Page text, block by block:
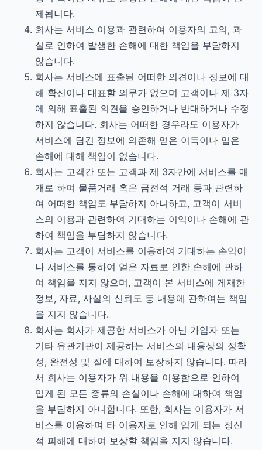
제됩니다.
회사는 서비스 이용과 관련하여 이용자의 고의, 과
실로 인하여 발생한 손해에 대한 책임을 부담하지
않습니다.
회사는 서비스에 표출된 어떠한 의견이나 정보에 대
해 확신이나 대표할 의무가 없으며 고객이나 제 3자
에 의해 표출된 의견을 승인하거나 반대하거나 수정
하지 않습니다. 회사는 어떠한 경우라도 이용자가
서비스에 담긴 정보에 의존해 얻은 이득이나 입은
손해에 대해 책임이 없습니다.
회사는 고객간 또는 고객과 제 3자간에 서비스를 매
개로 하여 물품거래 혹은 금전적 거래 등과 관련하
여 어떠한 책임도 부담하지 아니하고, 고객이 서비
스의 이용과 관련하여 기대하는 이익이나 손해에 관
하여 책임을 부담하지 않습니다.
회사는 고객이 서비스를 이용하여 기대하는 손익이
나 서비스를 통하여 얻은 자료로 인한 손해에 관하
여 책임을 지지 않으며, 고객이 본 서비스에 게재한
정보, 자료, 사실의 신뢰도 등 내용에 관하여는 책임
을 지지 않습니다.
회사는 회사가 제공한 서비스가 아닌 가입자 또는
기타 유관기관이 제공하는 서비스의 내용상의 정확
성, 완전성 및 질에 대하여 보장하지 않습니다. 따라
서 회사는 이용자가 위 내용을 이용함으로 인하여
입게 된 모든 종류의 손실이나 손해에 대하여 책임
을 부담하지 아니합니다. 또한, 회사는 이용자가 서
비스를 이용하며 타 이용자로 인해 입게 되는 정신
적 피해에 대하여 보상할 책임을 지지 않습니다.